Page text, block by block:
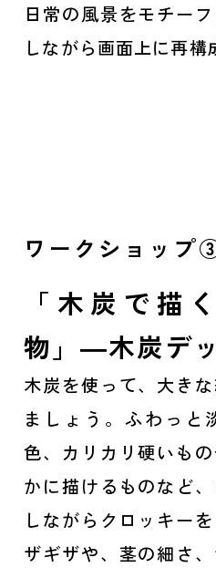
日常の風景をモチー
しながら画面上に再構
ワークショップ
「木炭で描
物」―木炭デ
木炭を使って、大き
ましょう。ふわっと
色、カリカリ硬いも
かに描けるものなど
しながらクロッキー
ザギザや、茎の細さ